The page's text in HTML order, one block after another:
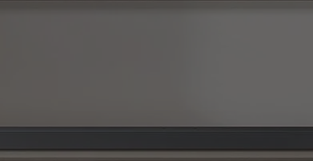
fortschrittliche Akustik-Technologien getestet und